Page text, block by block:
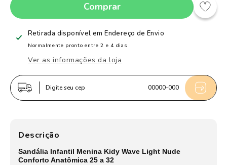
de
Sandália
Infantil
Menina
Wave
Light
Luz
quantidade
de
Sandália
Infantil
Menina
Light
Comprar
Retirada disponível emEndereço de Envio
Normalmente pronto entre 2 e 4 dias
Ver as informações da loja
Digite seu cep 00000-000
Descrição
Sandália Infantil Menina Kidy Wave Light Nude
Conforto Anatômica 25 a 32